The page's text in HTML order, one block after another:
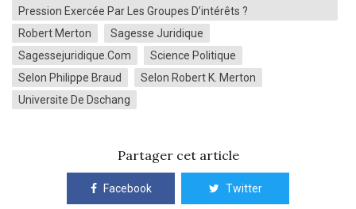
Pression Exercée Par Les Groupes D’intérêts ?
Robert Merton
Sagesse Juridique
Sagessejuridique.com
Science Politique
Selon Philippe Braud
Selon Robert K. Merton
Universite De Dschang
Partager cet article
Facebook Twitter